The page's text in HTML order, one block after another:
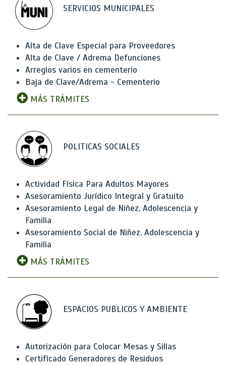
SERVICIOS MUNICIPALES
Alta de Clave Especial para Proveedores
Alta de Clave / Adrema Defunciones
Arreglos varios en cementerio
Baja de Clave/Adrema - Cementerio
MÁS TRÁMITES
POLITICAS SOCIALES
Actividad Física Para Adultos Mayores
Asesoramiento Jurídico Integral y Gratuito
Asesoramiento Legal de Niñez, Adolescencia y
Familia
Asesoramiento Social de Niñez, Adolescencia y
Familia
MÁS TRÁMITES
ESPACIOS PUBLICOS Y AMBIENTE
Autorización para Colocar Mesas y Sillas
Certificado Generadores de Residuos